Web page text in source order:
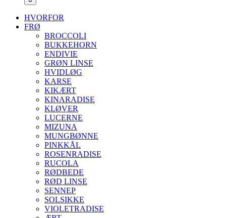
HVORFOR
FRØ
BROCCOLI
BUKKEHORN
ENDIVIE
GRØN LINSE
HVIDLØG
KARSE
KIKÆRT
KINARADISE
KLØVER
LUCERNE
MIZUNA
MUNGBØNNE
PINKKÅL
ROSENRADISE
RUCOLA
RØDBEDE
RØD LINSE
SENNEP
SOLSIKKE
VIOLETRADISE